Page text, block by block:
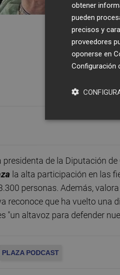
presidenta de la Diputación
la alta participación en las
personas. Además,
reconoce que ha vuelto una
"un altavoz para defender
PLAZA PODCAST
obtener
pueden
precisos y
proveedores
oponerse en
Configuración